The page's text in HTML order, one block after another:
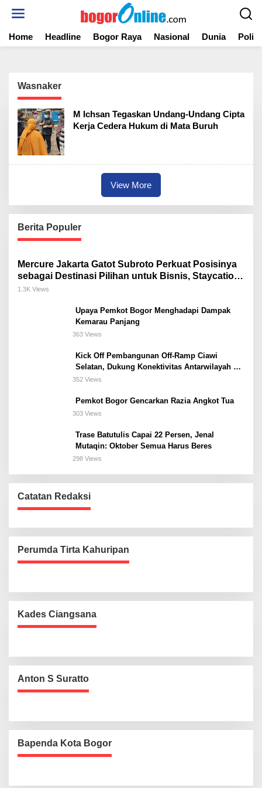
t
Home Headline Bogor Raya Nasional Dunia
Wasnaker
M Ichsan Tegaskan Undang-Undang Cipta
Kerja Cedera Hukum di Mata Buruh
View More
Berita Populer
Mercure Jakarta Gatot Subroto Perkuat Posisinya
sebagai Destinasi Pilihan untuk Bisnis, Staycation,
Meeting, dan Kuliner di Jakarta Selatan
1.3K Views
Upaya Pemkot Bogor Menghadapi Dampak
Kemarau Panjang
363 Views
Kick Off Pembangunan Off-Ramp Ciawi
Selatan, Dukung Konektivitas Antarwilayah di
Bogor Selatan
352 Views
Pemkot Bogor Gencarkan Razia Angkot Tua
303 Views
Trase Batutulis Capai 22 Persen, Jenal
Mutaqin: Oktober Semua Harus Beres
298 Views
Catatan Redaksi
Perumda Tirta Kahuripan
Kades Ciangsana
Anton S Suratto
Bapenda Kota Bogor